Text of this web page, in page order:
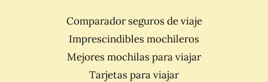
Comparador seguros de viaje
Imprescindibles mochileros
Mejores mochilas para viajar
Tarjetas para viajar